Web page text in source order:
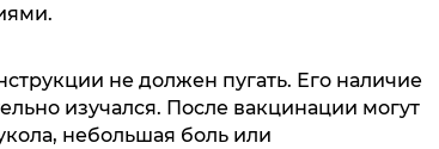
не должен пугать. Его наличие
изучался. После вакцинации могут
небольшая боль или